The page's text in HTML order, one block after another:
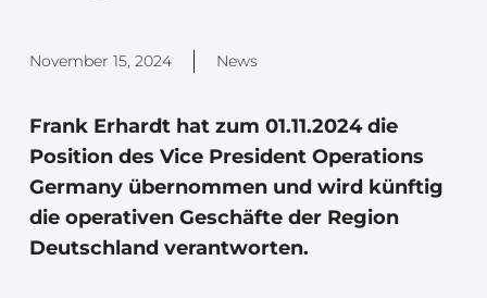
November 15, 2024 News
Frank Erhardt hat zum 01.11.2024 die
Position des Vice President Operations
Germany übernommen und wird künftig
die operativen Geschäfte der Region
Deutschland verantworten.